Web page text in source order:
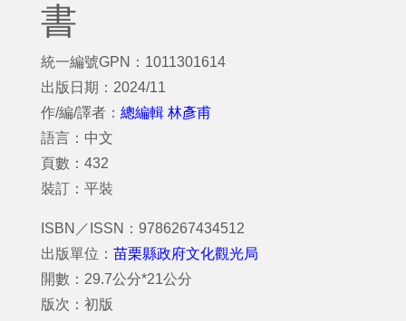
書
統一編號GPN：1011301614
出版日期：2024/11
作/編/譯者： 總編輯 林彥甫
語言：中文
頁數：432
裝訂：平裝
ISBN／ISSN：9786267434512
出版單位： 苗栗縣政府文化觀光局
開數：29.7公分*21公分
版次：初版